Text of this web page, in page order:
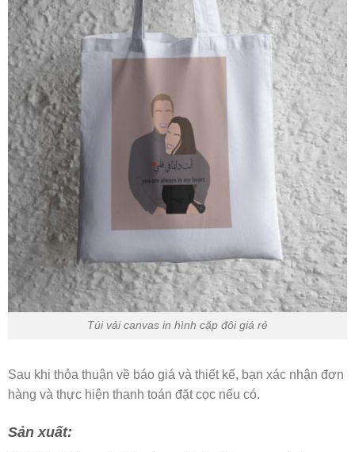
Túi vải canvas in hình cặp đôi giá rẻ
Sau khi thỏa thuận về báo giá và thiết kế, bạn xác nhận đơn
hàng và thực hiện thanh toán đặt cọc nếu có.
Sản xuất: